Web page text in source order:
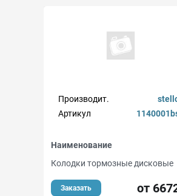
Производит.
Артикул
Наименование
Колодки тормозные дисковые
Заказать от